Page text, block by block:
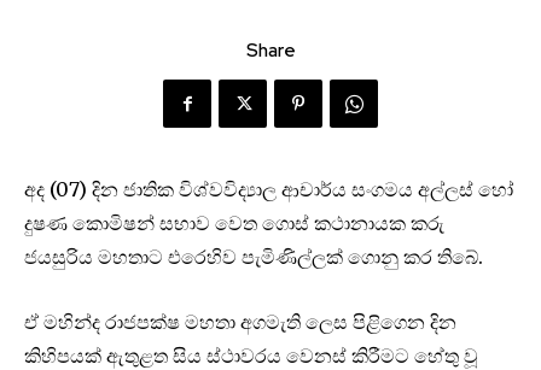
Share
අද (07) දින ජාතික විශ්වවිද්‍යාල ආචාර්ය සංගමය අල්ලස් හෝ
දුෂණ කොමිෂන් සභාව වෙත ගොස් කථානායක කරු
ජයසුරිය මහතාට එරෙහිව පැමිණිල්ලක් ගොනු කර තිබේ.
ඒ මහින්ද රාජපක්ෂ මහතා අගමැති ලෙස පිළිගෙන දින
කිහිපයක් ඇතුළත සිය ස්ථාවරය වෙනස් කිරීමට හේතු වූ